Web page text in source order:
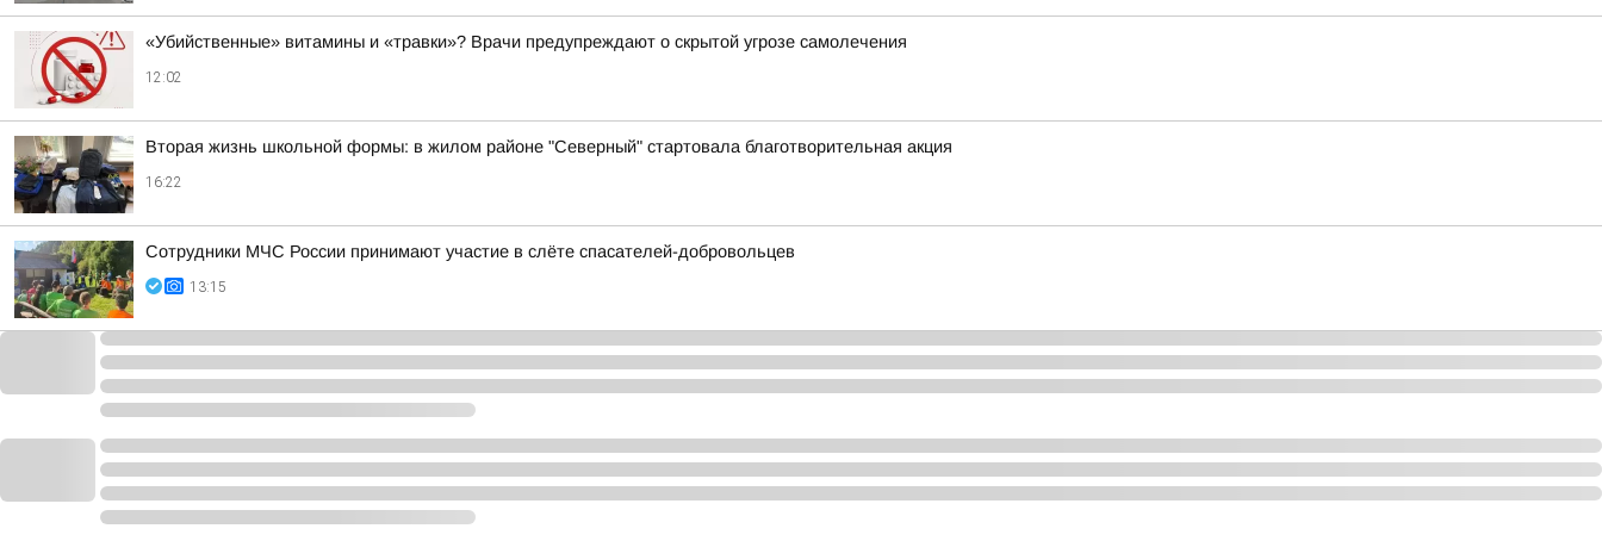
«Убийственные» витамины и «травки»? Врачи предупреждают о скрытой угрозе самолечения
12:02
Вторая жизнь школьной формы: в жилом районе "Северный" стартовала благотворительная акция
16:22
Сотрудники МЧС России принимают участие в слёте спасателей-добровольцев
13:15